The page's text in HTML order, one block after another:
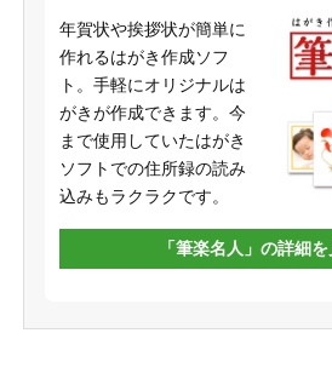
年賀状や挨拶状が簡単に
作れるはがき作成ソフ
ト。手軽にオリジナルは
がきが作成できます。今
まで使用していたはがき
ソフトでの住所録の読み
込みもラクラクです。
「筆楽名人」の詳細